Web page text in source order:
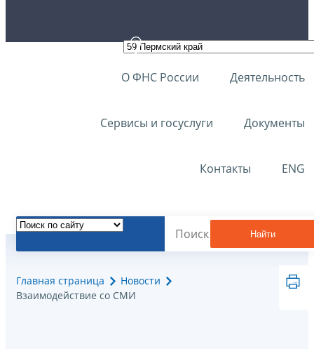
О ФНС России Деятельность
Сервисы и госуслуги Документы
Контакты ENG
Найти
Главная страница
Новости
Взаимодействие со СМИ